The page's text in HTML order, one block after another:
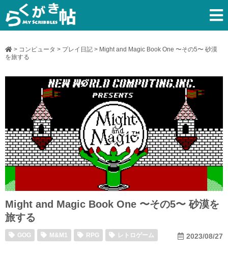
> コンピュータ > プレイ日記 > Might and Magic Book One 〜その5〜 砂漠
を旅する
Might and Magic Book One 〜その5〜 砂漠を
旅する
GOG M&M1 RPG レトロゲーム 2023/08/27